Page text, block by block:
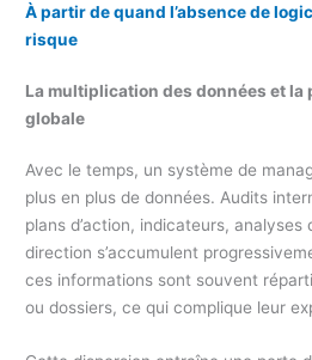
À partir de quand l’absence de
risque
La multiplication des données et
globale
Avec le temps, un système de
plus en plus de données. Audits
plans d’action, indicateurs, analyses
direction s’accumulent
ces informations sont souvent
ou dossiers, ce qui complique leur